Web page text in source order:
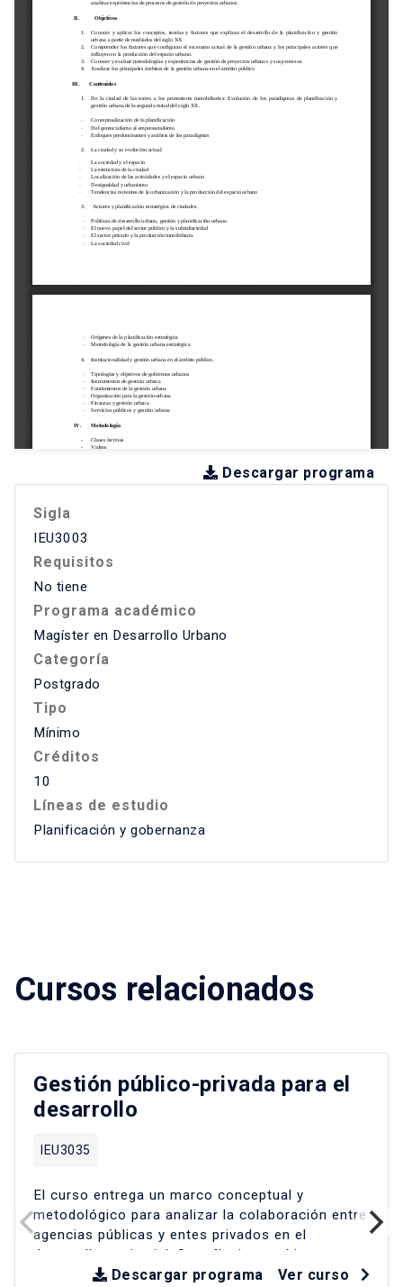
Descargar programa
Sigla
IEU3003
Requisitos
No tiene
Programa académico
Magíster en Desarrollo Urbano
Categoría
Postgrado
Tipo
Mínimo
Créditos
10
Líneas de estudio
Planificación y gobernanza
Cursos relacionados
Gestión público-privada para el
desarrollo
IEU3035
El curso entrega un marco conceptual y
metodológico para analizar la colaboración entre
agencias públicas y entes privados en el
desarrollo territorial
Se reflexiona críticamente
sobre experiencias en América Latina y Chile
Ver curso
Descargar programa